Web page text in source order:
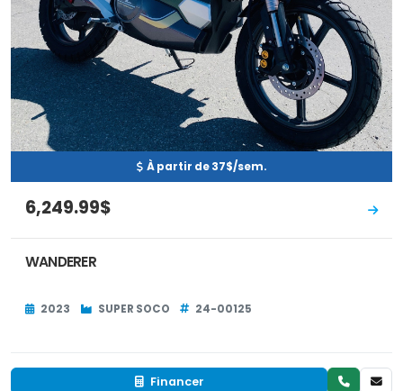
À partir de 37$/sem.
6,249.99$
WANDERER
2023 SUPER SOCO 24-00125
Financer